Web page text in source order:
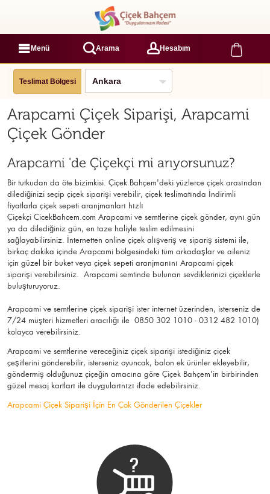
Menü Arama Hesabım
Teslimat Bölgesi
Arapcami Çiçek Siparişi, Arapcami
Çiçek Gönder
Arapcami 'de Çiçekçi mi arıyorsunuz?
Bir tutkudan da öte bizimkisi. Çiçek Bahçem'deki yüzlerce çiçek arasından
dilediğinizi seçip çiçek siparişi verebilir, çiçek teslimatında İndirimli
fiyatlarla çiçek sepeti aranjmanları hızlı
Çiçekçi CicekBahcem.com Arapcami ve semtlerine çiçek gönder, aynı gün
ya da dilediğiniz gün, en taze haliyle teslim edilmesini
sağlayabilirsiniz. İnternetten online çiçek alışveriş ve sipariş sistemi ile,
birkaç dakika içinde Arapcami bölgesindeki tüm arkadaşlar ve aileniz
için güzel bir buket veya çiçek sepeti aranjmanını Arapcami çiçek
siparişi verebilirsiniz. Arapcami semtinde bulunan sevdiklerinizi çiçeklerle
buluşturuyoruz.
Arapcami ve semtlerine çiçek siparişi ister internet üzerinden, isterseniz de
7/24 müşteri hizmetleri aracılığı ile 0850 302 1010 - 0312 482 1010)
kolayca verebilirsiniz.
Arapcami ve semtlerine vereceğiniz çiçek siparişi istediğiniz çiçek
çeşitlerini gönderebilir, isterseniz oyuncak, balon ek ürünler ekleyebilir,
göndermiş olduğunuz çiçeğin amacına göre Çiçek Bahçem'in birbirinden
güzel mesaj kartları ile duygularınızı ifade edebilirsiniz.
Arapcami Çiçek Siparişi İçin En Çok Gönderilen Çiçekler